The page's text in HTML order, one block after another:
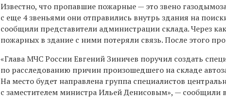
Известно, что пропавшие пожарные — это звено
с еще 4 звеньями они отправились внутрь здания на
сообщили представители администрации склада. Через
пожарных в здание с ними потеряли связь. После этого
«Глава МЧС России Евгений Зиничев поручил создать
по расследованию причин произошедшего на складе
На место будет направлена группа специалистов
с заместителем министра Ильей Денисовым», — сообщили